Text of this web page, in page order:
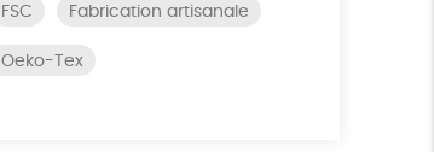
FSC Fabrication artisanale
Oeko-Tex